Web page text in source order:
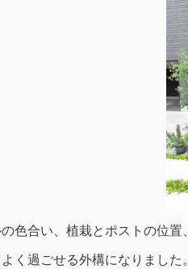
色合い、植栽とポストの位置、
く過ごせる外構になりました。